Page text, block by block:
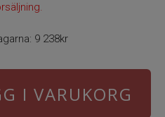
9 238kr
I VARUKORG